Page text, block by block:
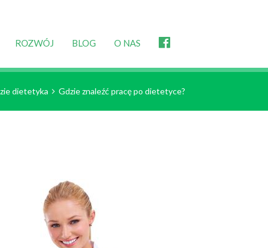
ROZWÓJ BLOG O NAS
dietetyka Gdzie znaleźć pracę po dietetyce?